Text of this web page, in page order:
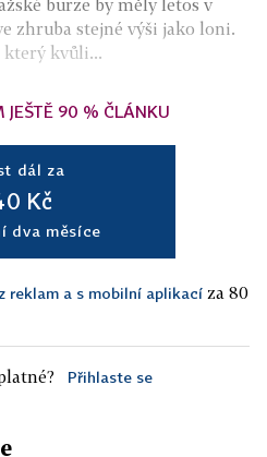
burze by měly letos v
zhruba stejné výši jako loni.
který kvůli...
JEŠTĚ 90 % ČLÁNKU
dál za
Kč
dva měsíce
reklam a s mobilní aplikací za 80
Přihlaste se